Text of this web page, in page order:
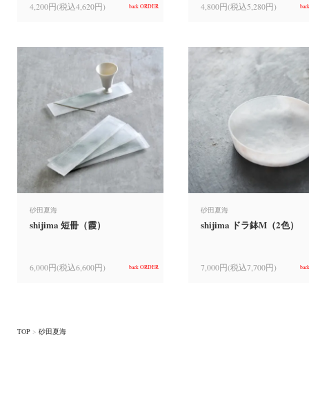
4,200円(税込4,620円) back ORDER 4,800円(税込5,280円)
砂田夏海
shijima 短冊（霞）
6,000円(税込6,600円) back ORDER
砂田夏海
shijima ドラ鉢M（2色）
7,000円(税込7,700円)
TOP > 砂田夏海